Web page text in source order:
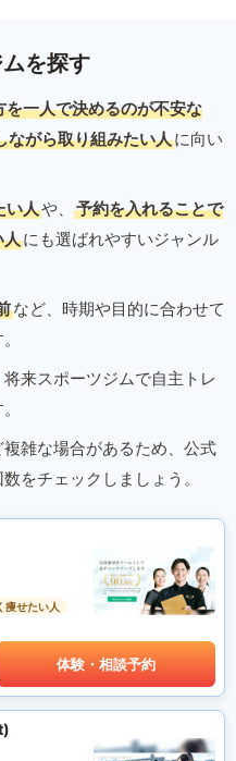
を探す
を一人で決めるのが不安な
ながら取り組みたい人に向い
い人や、
予約を入れることで
人にも選ばれやすいジャンル
など、時期や目的に合わせて
来スポーツジムで自主トレ
雑な場合があるため、公式
をチェックしましょう。
痩せたい人
体験・相談予約